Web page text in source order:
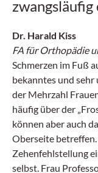
Dr. Harald Kiss
FA für Orthopädie
Schmerzen im Fuß
bekanntes und sehr
der Mehrzahl
häufig über der
können aber auch
Oberseite
Zehenfehlstellung
selbst. Frau